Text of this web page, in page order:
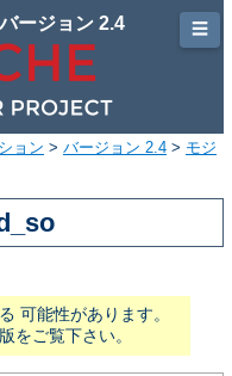
ージョン 2.4
ョン > バージョン 2.4 > モジ
可能性があります。
をご覧下さい。
☰